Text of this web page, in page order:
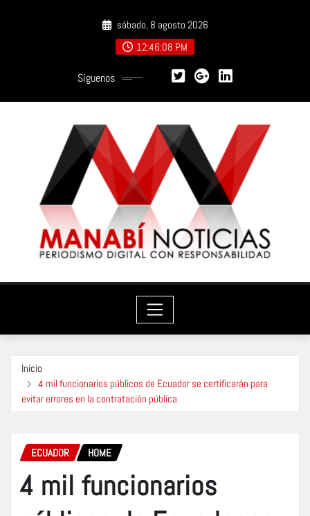
sábado, 8 agosto 2026
12:46:10 PM
Síguenos
Inicio
4 mil funcionarios públicos de Ecuador se certificarán para
evitar errores en la contratación pública
ECUADOR HOME
4 mil funcionarios